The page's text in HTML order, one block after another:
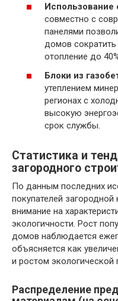
Использование
совместно с
панелями
домов
отопление до
Блоки из
утеплением
регионах с
высокую
срок службы.
Статистика и
загородного
По данным последних
покупателей
внимание на
экологичности. Рост
домов наблюдается
объясняется как
и ростом экологической
Распределение